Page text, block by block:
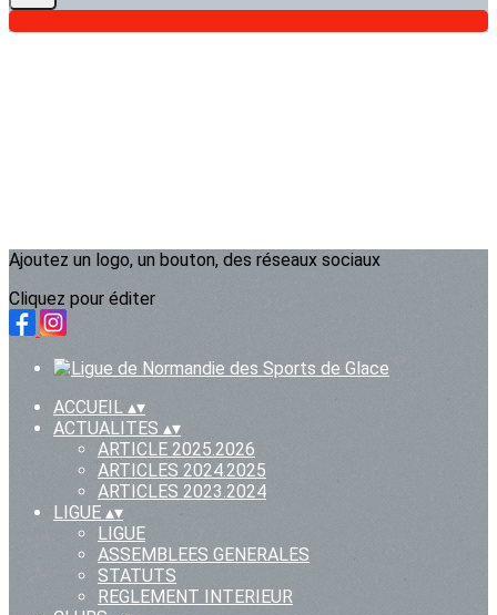
Ajoutez un logo, un bouton, des réseaux sociaux
Cliquez pour éditer
ACCUEIL ▴▾
ACTUALITES ▴▾
ARTICLE 2025.2026
ARTICLES 2024.2025
ARTICLES 2023.2024
LIGUE ▴▾
LIGUE
ASSEMBLEES GENERALES
STATUTS
REGLEMENT INTERIEUR